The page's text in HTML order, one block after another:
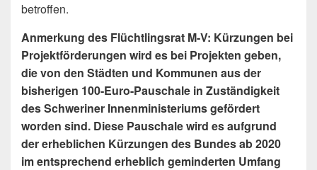
betroffen.
Anmerkung des Flüchtlingsrat M-V: Kürzungen bei
Projektförderungen wird es bei Projekten geben,
die von den Städten und Kommunen aus der
bisherigen 100-Euro-Pauschale in Zuständigkeit
des Schweriner Innenministeriums gefördert
worden sind. Diese Pauschale wird es aufgrund
der erheblichen Kürzungen des Bundes ab 2020
im entsprechend erheblich geminderten Umfang